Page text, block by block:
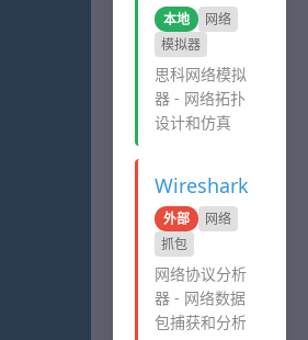
本地
网络
模拟器
思科网络模拟
器 - 网络拓扑
设计和仿真
Wireshark
外部
网络
抓包
网络协议分析
器 - 网络数据
包捕获和分析